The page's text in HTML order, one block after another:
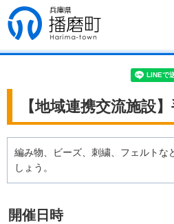
兵庫県 播磨
町
【地域連携交流施設
編み物、ビーズ、刺繍、フェルトな
しょう。
開催日時